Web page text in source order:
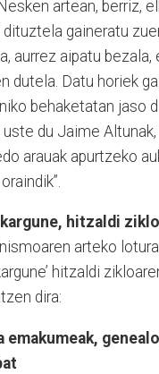
artean, berriz,
gaineratu
aurrez aipatu bezala,
dutela. Datu horiek
behaketatan jaso
du Jaime Altunak,
arauak apurtzeko
hitzaldi
arteko
hitzaldi
dira:
emakumeak,